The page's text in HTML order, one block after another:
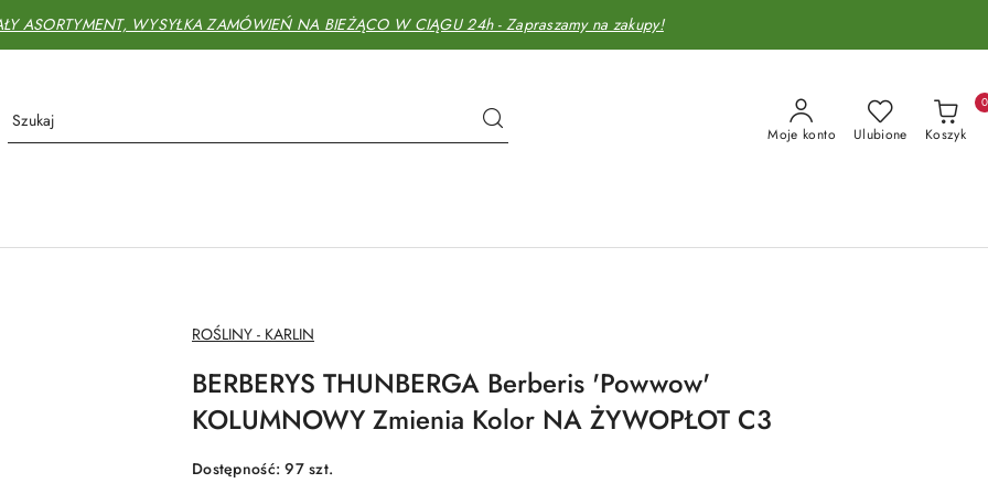
ASORTYMENT, WYSYŁKA ZAMÓWIEŃ NA BIEŻĄCO W CIĄGU 24h - Zapraszamy na zakupy!
Moje konto Ulubione Koszyk
0
NAZWA
PRODUCENTA:
ROŚLINY - KARLIN
BERBERYS THUNBERGA Berberis 'Powwow'
KOLUMNOWY Zmienia Kolor NA ŻYWOPŁOT C3
Dostępność:97szt.